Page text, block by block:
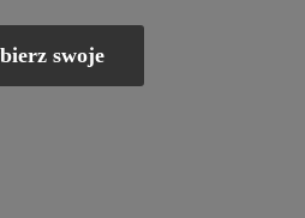
swoje